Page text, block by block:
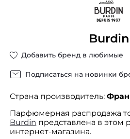
Burdin
Добавить бренд в любимые
Подписаться на новинки
Страна производитель:
Парфюмерная распродажа
Burdin представлена в этом
интернет-магазина.